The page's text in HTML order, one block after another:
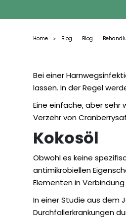
Home > Blog Blog
Bei einer
lassen. In der Regel
Eine einfache, aber sehr
Verzehr von
Kokosöl
Obwohl es keine
antimikrobiellen
Elementen in
In einer Studie aus dem
Durchfallerkrankungen